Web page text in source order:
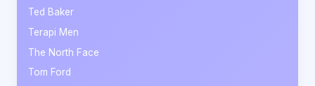
Ted Baker
Terapi Men
The North Face
Tom Ford